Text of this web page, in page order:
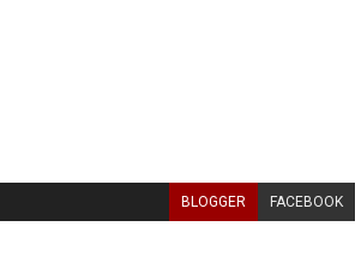
BLOGGER FACEBOOK